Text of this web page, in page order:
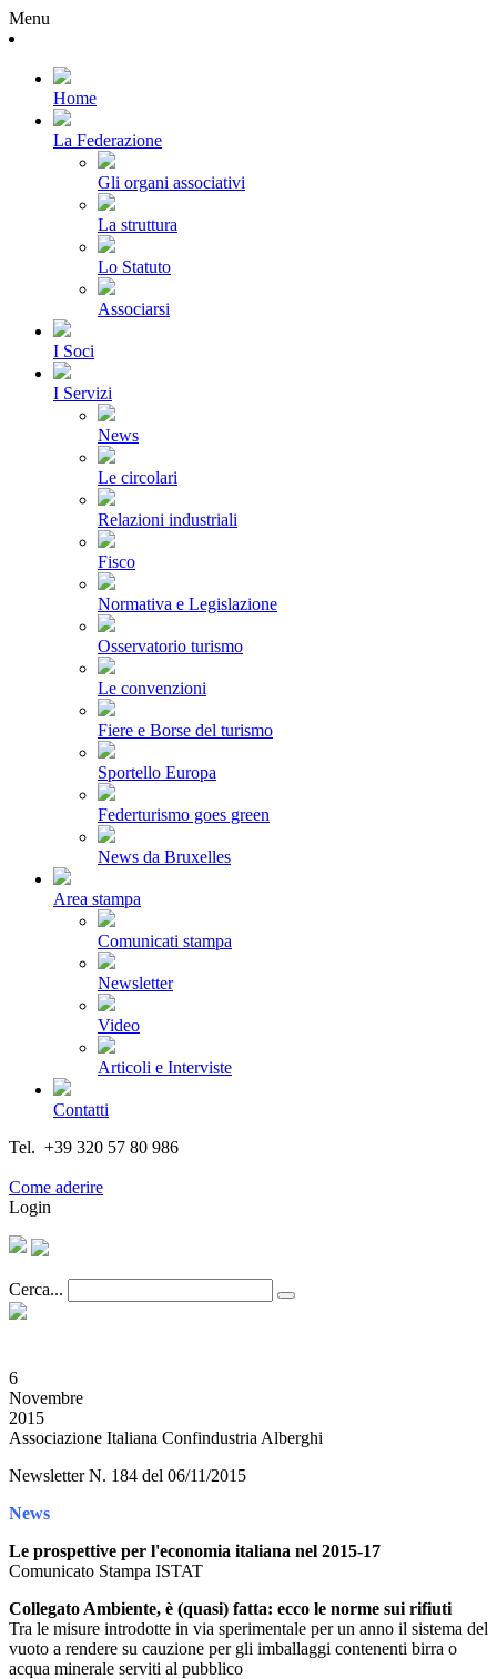
Menu
Home
La Federazione
Gli organi associativi
La struttura
Lo Statuto
Associarsi
I Soci
I Servizi
News
Le circolari
Relazioni industriali
Fisco
Normativa e Legislazione
Osservatorio turismo
Le convenzioni
Fiere e Borse del turismo
Sportello Europa
Federturismo goes green
News da Bruxelles
Area stampa
Comunicati stampa
Newsletter
Video
Articoli e Interviste
Contatti
Tel. +39 320 57 80 986
Come aderire
Login
Cerca...
6
Novembre
2015
Associazione Italiana Confindustria Alberghi
Newsletter N. 184 del 06/11/2015
News
Le prospettive per l'economia italiana nel 2015-17
Comunicato Stampa ISTAT
Collegato Ambiente, è (quasi) fatta: ecco le norme sui rifiuti
Tra le misure introdotte in via sperimentale per un anno il sistema del
vuoto a rendere su cauzione per gli imballaggi contenenti birra o
acqua minerale serviti al pubblico